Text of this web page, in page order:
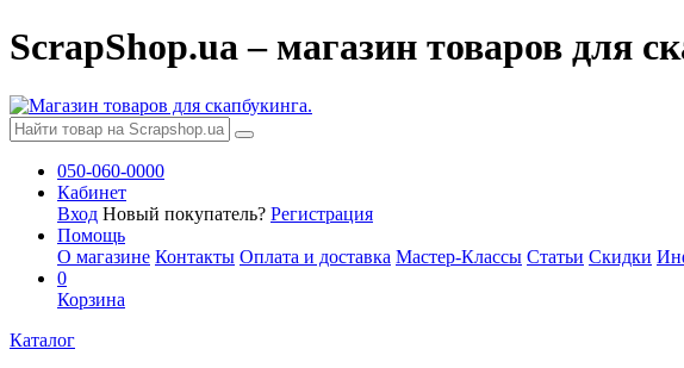
ScrapShop.ua – магазин товаров для
050-060-0000
Кабинет
Вход Новый покупатель? Регистрация
Помощь
О магазине Контакты Оплата и доставка Мастер-Классы Статьи Скидки
0
Корзина
Каталог